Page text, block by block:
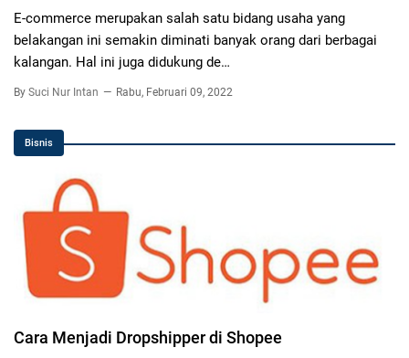
E-commerce merupakan salah satu bidang usaha yang
belakangan ini semakin diminati banyak orang dari berbagai
kalangan. Hal ini juga didukung de…
By Suci Nur Intan Rabu, Februari 09, 2022
Bisnis
Cara Menjadi Dropshipper di Shopee